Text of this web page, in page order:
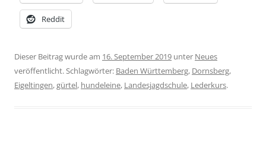
Reddit
Dieser Beitrag wurde am 16. September 2019 unter Neues
veröffentlicht. Schlagwörter: Baden Württemberg, Dornsberg,
Eigeltingen,gürtel, hundeleine, Landesjagdschule, Lederkurs.